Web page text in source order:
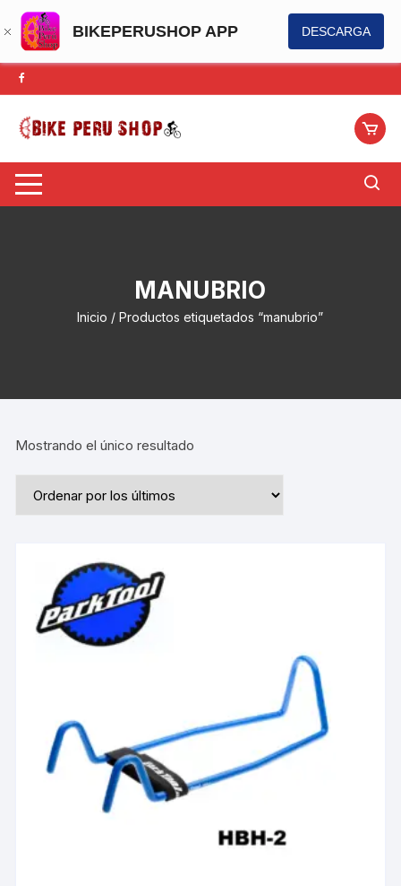
BIKEPERUSHOP APP DESCARGA
Saltar
al
contenido
MANUBRIO
Inicio / Productos etiquetados “manubrio”
Mostrando el único resultado